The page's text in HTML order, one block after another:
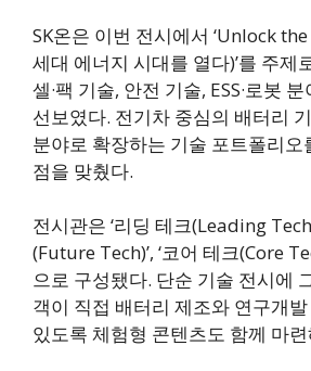
SK온은 이번 전시에서 ‘Unlock
세대 에너지 시대를 열다)’를 주제
셀·팩 기술, 안전 기술, ESS·로봇
선보였다. 전기차 중심의 배터리
분야로 확장하는 기술 포트폴리오
점을 맞췄다.
전시관은 ‘리딩 테크(Leading
(Future Tech)’, ‘코어 테크(Core
으로 구성됐다. 단순 기술 전시에
객이 직접 배터리 제조와 연구개
있도록 체험형 콘텐츠도 함께 마